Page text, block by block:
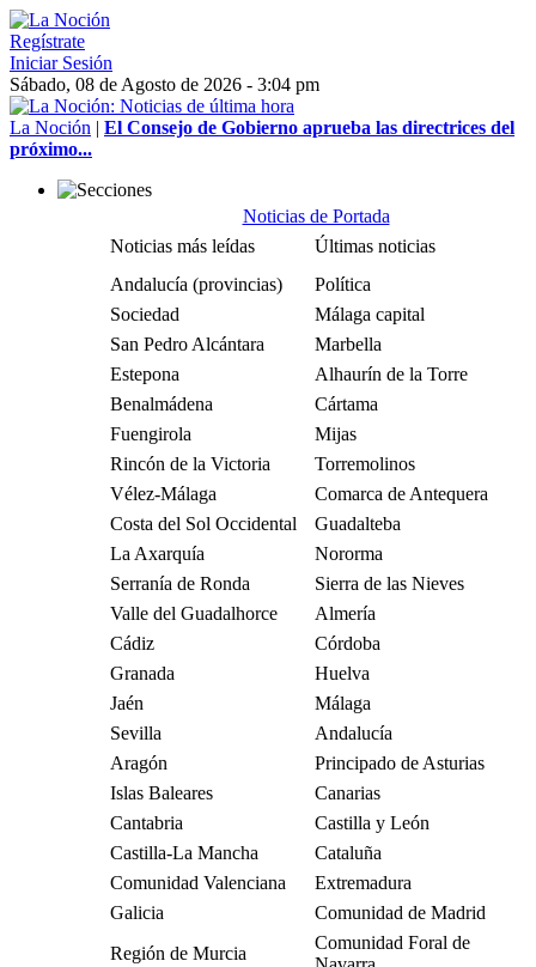
Regístrate
Iniciar Sesión
Sábado, 08 de Agosto de 2026 - 3:04 pm
La Noción | El Consejo de Gobierno aprueba las directrices del
próximo...
Noticias de Portada
Noticias más leídas
Últimas noticias
Andalucía (provincias)
Política
Sociedad
Málaga capital
San Pedro Alcántara
Marbella
Estepona
Alhaurín de la Torre
Benalmádena
Cártama
Fuengirola
Mijas
Rincón de la Victoria
Torremolinos
Vélez-Málaga
Comarca de Antequera
Costa del Sol Occidental
Guadalteba
La Axarquía
Nororma
Serranía de Ronda
Sierra de las Nieves
Valle del Guadalhorce
Almería
Cádiz
Córdoba
Granada
Huelva
Jaén
Málaga
Sevilla
Andalucía
Aragón
Principado de Asturias
Islas Baleares
Canarias
Cantabria
Castilla y León
Castilla-La Mancha
Cataluña
Comunidad Valenciana
Extremadura
Galicia
Comunidad de Madrid
Región de Murcia
Comunidad Foral de